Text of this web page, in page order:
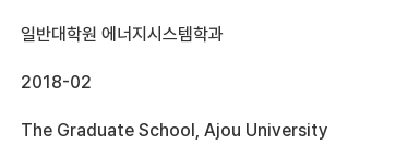
일반대학원 에너지시스템학과
2018-02
The Graduate School, Ajou University